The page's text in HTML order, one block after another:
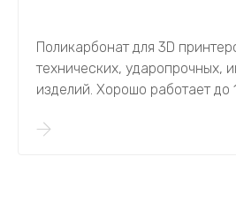
Поликарбонат для 3D
технических, ударопрочных,
изделий. Хорошо работает до